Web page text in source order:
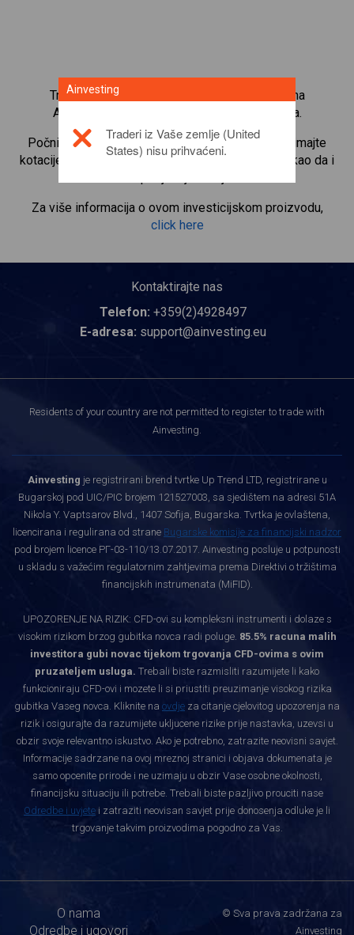
Trgujte s više od 1000 međunarodnih udjela na
Ainvesting platformi za trgovanje CFD-ovima.
Počnite trgovati CFD-ovima naWesfarmers
. Primajte
kotacije u stvarnom vremenu i primajte dividende kao da i
Za više informacija o ovom investicijskom proizvodu,
click here
Kontaktirajte nas
Telefon: +359(2)4928497
E-adresa: support@ainvesting.eu
Residents of your country are not permitted to register to trade with
Ainvesting.
Ainvesting je registrirani brend tvrtke Up Trend LTD, registrirane u
Bugarskoj pod UIC/PIC brojem 121527003, sa sjedištem na adresi 51A
Nikola Y. Vaptsarov Blvd., 1407 Sofija, Bugarska. Tvrtka je ovlaštena,
licencirana i regulirana od strane Bugarske komisije za financijski nadzor
pod brojem licence РГ-03-110/13.07.2017. Ainvesting posluje u potpunosti
u skladu s važećim regulatornim zahtjevima prema Direktivi o tržištima
financijskih instrumenata (MiFID).
UPOZORENJE NA RIZIK: CFD-ovi su kompleksni instrumenti i dolaze s
visokim rizikom brzog gubitka novca radi poluge. 85.5% racuna malih
investitora gubi novac tijekom trgovanja CFD-ovima s ovim
pruzateljem usluga. Trebali biste razmisliti razumijete li kako
funkcioniraju CFD-ovi i mozete li si priustiti preuzimanje visokog rizika
gubitka Vaseg novca. Kliknite na ovdje za citanje cjelovitog upozorenja na
rizik i osigurajte da razumijete ukljucene rizike prije nastavka, uzevsi u
obzir svoje relevantno iskustvo. Ako je potrebno, zatrazite neovisni savjet.
Informacije sadrzane na ovoj mreznoj stranici i objava dokumenata je
samo opcenite prirode i ne uzimaju u obzir Vase osobne okolnosti,
financijsku situaciju ili potrebe. Trebali biste pazljivo prouciti nase
Odredbe i uvjete i zatraziti neovisan savjet prije donosenja odluke je li
trgovanje takvim proizvodima pogodno za Vas.
O nama
Odredbe i ugovori
© Sva prava zadržana za
Ainvesting
Ainvesting
Traderi iz Vaše zemlje (United
States) nisu prihvaćeni.